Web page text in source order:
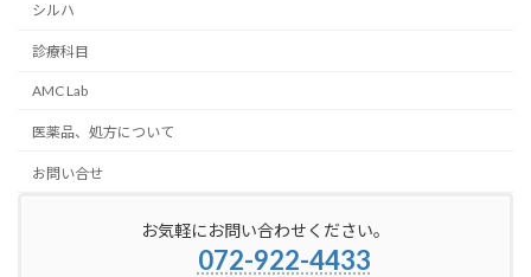
シルハ
診療科目
AMC Lab
医薬品、処方について
お問い合せ
お気軽にお問い合わせください。
072-922-4433